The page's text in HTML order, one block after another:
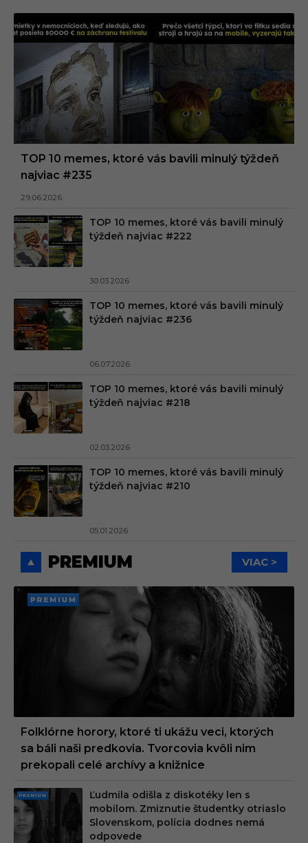
TOP 10 memes, ktoré vás bavili minulý týždeň
najviac #235
29.06.2026
TOP 10 memes, ktoré vás bavili minulý
týždeň najviac #222
30.03.2026
TOP 10 memes, ktoré vás bavili minulý
týždeň najviac #236
06.07.2026
TOP 10 memes, ktoré vás bavili minulý
týždeň najviac #218
02.03.2026
TOP 10 memes, ktoré vás bavili minulý
týždeň najviac #210
05.01.2026
PREMIUM VIAC >
PREMI
Folklórne horory, ktoré ti ukážu veci, ktorých
sa báli naši predkovia. Tvorcovia kvôli nim
prekopali celé archívy a knižnice
PRE
MIU
M
Ľudmila odišla z diskotéky len s
mobilom. Zmiznutie študentky otriaslo
Slovenskom, polícia dodnes nemá
odpovede